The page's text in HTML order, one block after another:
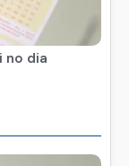
dia